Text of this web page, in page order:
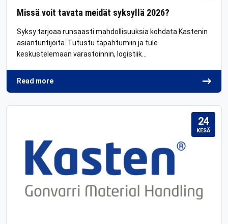
Missä voit tavata meidät syksyllä 2026?
Syksy tarjoaa runsaasti mahdollisuuksia kohdata Kastenin
asiantuntijoita. Tutustu tapahtumiin ja tule
keskustelemaan varastoinnin, logistiik…
Read more
24
KESÄ